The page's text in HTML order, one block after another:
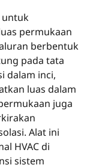
untuk
permukaan
berbentuk
pada tata
dalam inci,
luas dalam
juga
Alat ini
HVAC di
sistem